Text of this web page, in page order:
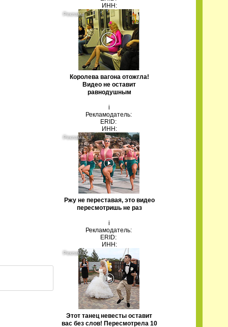
ИНН:
Королева вагона отожгла!
Видео не оставит
равнодушным
i
Рекламодатель:
ERID:
ИНН:
Ржу не переставая, это видео
пересмотришь не раз
i
Рекламодатель:
ERID:
ИНН:
Этот танец невесты оставит
вас без слов! Пересмотрела 10